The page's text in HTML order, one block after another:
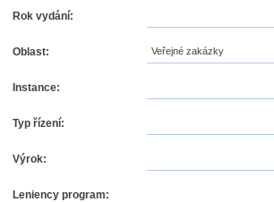
Rok vydání:
Oblast: Veřejné zakázky
Instance:
Typ řízení:
Výrok:
Leniency program: